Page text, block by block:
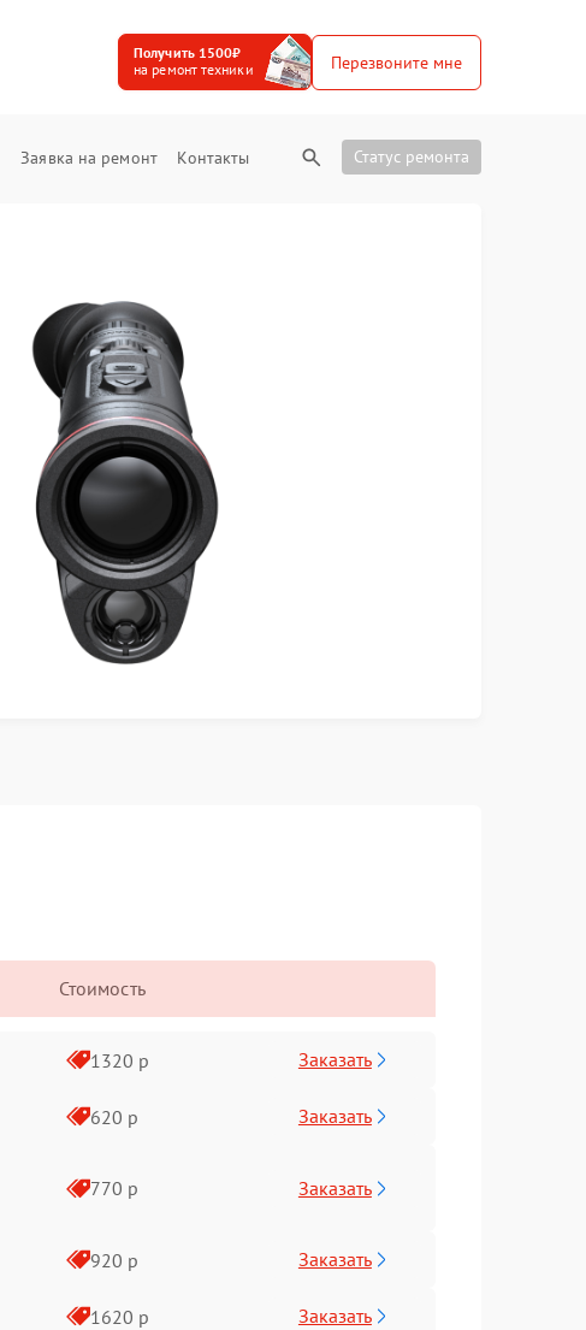
Получить 1500₽
на ремонт техники
Перезвоните мне
Заявка на ремонт Контакты Статус ремонта
Стоимость
1320 р Заказать
620 р Заказать
770 р Заказать
920 р Заказать
1620 р Заказать